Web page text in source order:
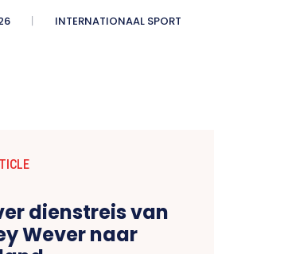
INTERNATIONAAL SPORT
dienstreis van
Wever naar